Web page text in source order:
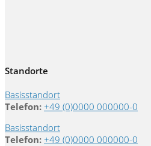
Standorte
Basisstandort
Telefon: +49 (0)0000 000000-0
Basisstandort
Telefon: +49 (0)0000 000000-0